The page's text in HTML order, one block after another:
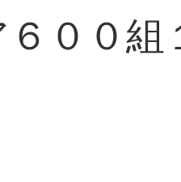
００